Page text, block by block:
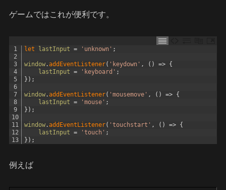
ゲームではこれが便利です。
1
2
3
4
5
6
7
8
9
10
11
12
13
let lastInput = 'unknown' ;
window .addEventListener( 'keydown' , ( ) => {
lastInput = 'keyboard' ;
} ) ;
window .addEventListener( 'mousemove' , ( ) => {
lastInput = 'mouse' ;
} ) ;
window .addEventListener( 'touchstart' , ( ) => {
lastInput = 'touch' ;
} ) ;
例えば